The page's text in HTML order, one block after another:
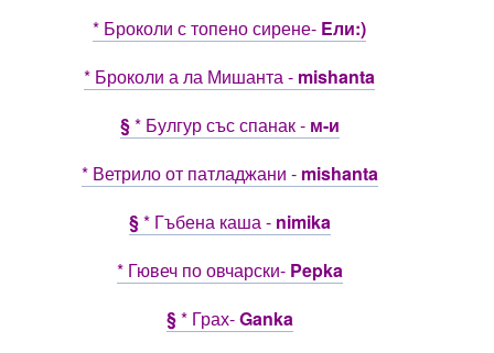
* Броколи с топено сирене- Eли:)
* Броколи а ла Мишанта - mishanta
§* Булгур със спанак - м-и
* Ветрило от патладжани - mishanta
§* Гъбена каша - nimika
* Гювеч по овчарски- Pepka
§* Грах-Ganka